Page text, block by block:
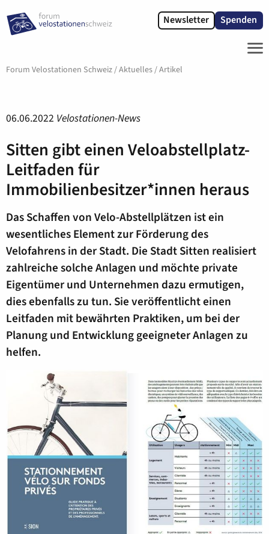
Newsletter Spenden
Forum Velostationen Schweiz/Aktuelles/Artikel
06.06.2022 Velostationen-News
Sitten gibt einen Veloabstellplatz-
Leitfaden für
Immobilienbesitzer*innen heraus
Das Schaffen von Velo-Abstellplätzen ist ein
wesentliches Element zur Förderung des
Velofahrens in der Stadt. Die Stadt Sitten realisiert
zahlreiche solche Anlagen und möchte private
Eigentümer und Unternehmen dazu ermutigen,
dies ebenfalls zu tun. Sie veröffentlicht einen
Leitfaden mit bewährten Praktiken, um bei der
Planung und Entwicklung geeigneter Anlagen zu
helfen.